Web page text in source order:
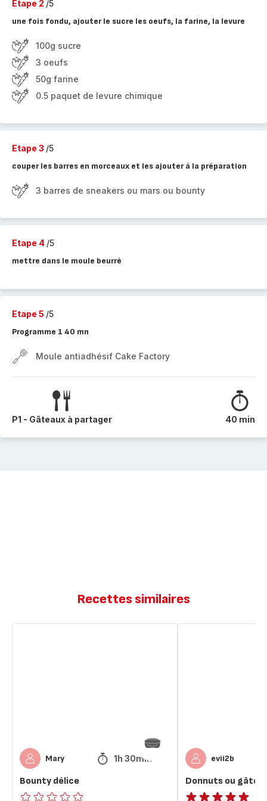
Etape 2 /5
une fois fondu, ajouter le sucre les oeufs, la farine, la levure
100g sucre
3 oeufs
50g farine
0.5 paquet de levure chimique
Etape 3 /5
couper les barres en morceaux et les ajouter à la préparation
3 barres de sneakers ou mars ou bounty
Etape 4 /5
mettre dans le moule beurré
Etape 5 /5
Programme 1 40 mn
Moule antiadhésif Cake Factory
P1 - Gâteaux à partager 40 min
Recettes similaires
Mary 1h 30min
Bounty délice
evii2b
Donnuts ou